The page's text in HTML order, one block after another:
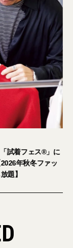
試着フェス®︎」に
年秋冬ファッ
題】